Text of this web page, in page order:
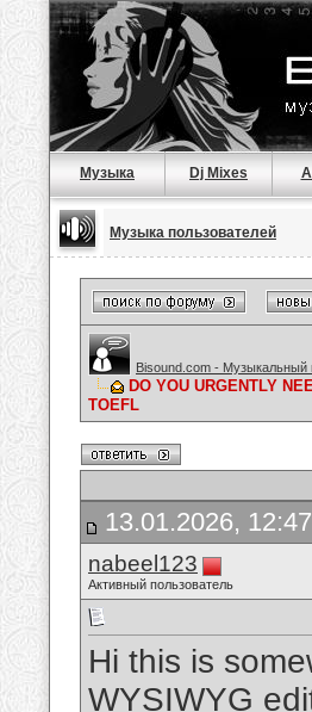
Музыка Dj Mixes
Музыка пользователей
Bisound.com - Музыкальный
DO YOU URGENTLY
TOEFL
13.01.2026, 12:47
nabeel123
Активный пользователь
Hi this is
WYSIWYG